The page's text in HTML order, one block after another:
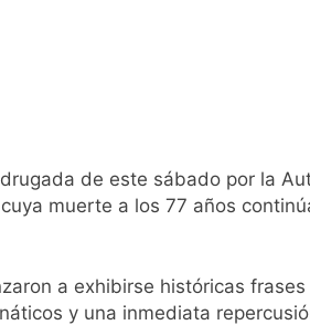
Gobierno debió eliminar otro capítulo
la Ley de Propiedad Privada:
de este sábado por la
muerte a los 77 años
a exhibirse históricas
y una inmediata